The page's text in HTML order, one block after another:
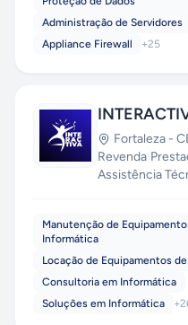
Administração de Servidores
Appliance Firewall
+25
Fortaleza -
Revenda·
Assistência
Manutenção de
Informática
Locação de Equipamentos
Consultoria em Informática
Soluções em Informática
+